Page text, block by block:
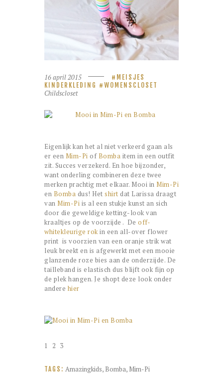
16 april 2015
MEISJES
KINDERKLEDING
WOMENSCLOSET
Childscloset
Eigenlijk kan het al niet verkeerd gaan als
er een Mim-Pi ofBomba item in een outfit
zit. Succes verzekerd. En hoe bijzonder,
want onderling combineren deze twee
merken prachtig met elkaar. Mooi in Mim-Pi
en Bomba dus! Het shirt dat Larissa draagt
van Mim-Pi is al een stukje kunst an sich
door die geweldige ketting-look van
kraaltjes op de voorzijde . De off-
whitekleurige rokin een all-over flower
print is voorzien van een oranje strik wat
leuk breekt en is afgewerkt met een mooie
glanzende roze bies aan de onderzijde. De
tailleband is elastisch dus blijft ook fijn op
de plek hangen. Je shopt deze look onder
andere hier
1 2 3
TAGS: Amazingkids, Bomba, Mim-Pi